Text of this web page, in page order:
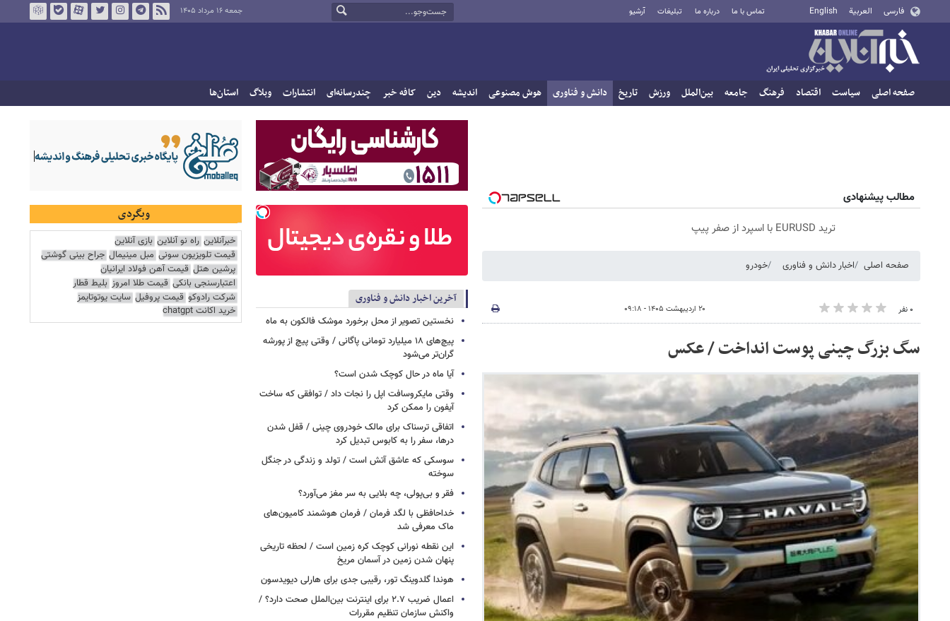
فارسی العربية English تماس با ما درباره ما تبلیغات آرشیو جمعه ۱۶ مرداد ۱۴۰۵
صفحه اصلی سیاست اقتصاد فرهنگ جامعه بین‌الملل ورزش تاریخ دانش و فناوری هوش مصنوعی اندیشه دین کافه خبر چندرسانه‌ای انتشارات وبلاگ استان‌ها
مطالب پیشنهادی
ترید EURUSD با اسپرد از صفر پیپ
صفحه اصلی اخبار دانش و فناوری خودرو
۰ نفر ۲۰ اردیبهشت ۱۴۰۵ - ۰۹:۱۸
سگ بزرگ چینی پوست انداخت / عکس
آخرین اخبار دانش و فناوری
نخستین تصویر از محل برخورد موشک فالکون به ماه
پیچ‌های ۱۸ میلیارد تومانی پاگانی / وقتی پیچ از پورشه
گران‌تر می‌شود
آیا ماه در حال کوچک شدن است؟
وقتی مایکروسافت اپل را نجات داد / توافقی که ساخت
آیفون را ممکن کرد
اتفاقی ترسناک برای مالک خودروی چینی / قفل شدن
درها، سفر را به کابوس تبدیل کرد
سوسکی که عاشق آتش است / تولد و زندگی در جنگل
سوخته
فقر و بی‌پولی، چه بلایی به سر مغز می‌آورد؟
خداحافظی با لگد فرمان / فرمان هوشمند کامیون‌های
ماک معرفی شد
این نقطه نورانی کوچک کره زمین است / لحظه تاریخی
پنهان شدن زمین در آسمان مریخ
هوندا گلدوینگ تور، رقیبی جدی برای هارلی دیویدسون
اعمال ضریب ۲.۷ برای اینترنت بین‌الملل صحت دارد؟ /
واکنش سازمان تنظیم مقررات
وبگردی
خبرآنلاین راه نو آنلاین بازی آنلاین
قیمت تلویزیون سونی مبل مینیمال جراح بینی گوشتی
پرشین هتل قیمت آهن فولاد ایرانیان
اعتبارسنجی بانکی قیمت طلا امروز بلیط قطار
شرکت رادوکو قیمت پروفیل سایت یوتوتایمز
خرید اکانت chatgpt